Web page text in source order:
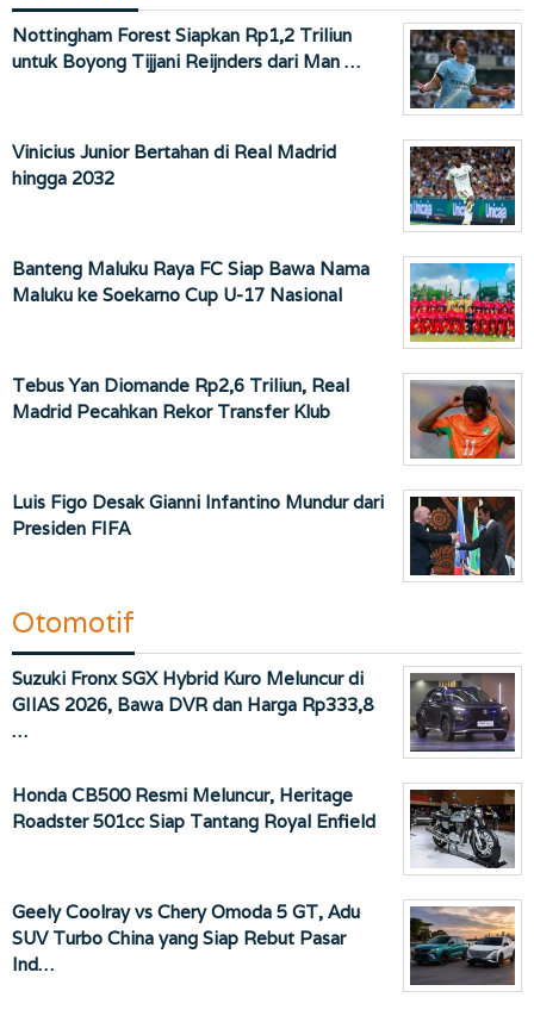
Nottingham Forest Siapkan Rp1,2 Triliun
untuk Boyong Tijjani Reijnders dari Man …
Vinicius Junior Bertahan di Real Madrid
hingga 2032
Banteng Maluku Raya FC Siap Bawa Nama
Maluku ke Soekarno Cup U-17 Nasional
Tebus Yan Diomande Rp2,6 Triliun, Real
Madrid Pecahkan Rekor Transfer Klub
Luis Figo Desak Gianni Infantino Mundur dari
Presiden FIFA
Otomotif
Suzuki Fronx SGX Hybrid Kuro Meluncur di
GIIAS 2026, Bawa DVR dan Harga Rp333,8
…
Honda CB500 Resmi Meluncur, Heritage
Roadster 501cc Siap Tantang Royal Enfield
Geely Coolray vs Chery Omoda 5 GT, Adu
SUV Turbo China yang Siap Rebut Pasar
Ind…